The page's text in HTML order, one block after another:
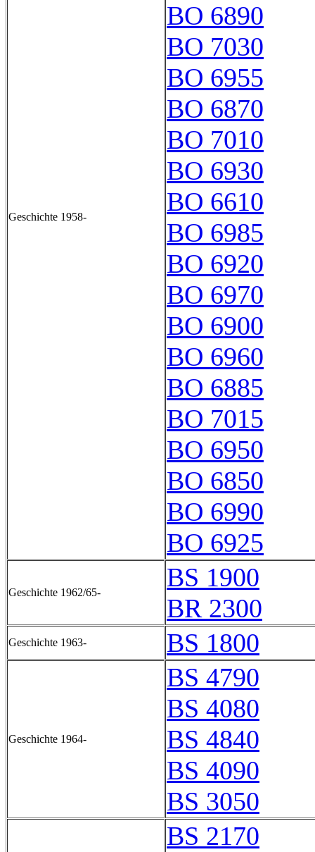
Geschichte 1958-
BO 6890
BO 7030
BO 6955
BO 6870
BO 7010
BO 6930
BO 6610
BO 6985
BO 6920
BO 6970
BO 6900
BO 6960
BO 6885
BO 7015
BO 6950
BO 6850
BO 6990
BO 6925
Geschichte 1962/65-
BS 1900
BR 2300
Geschichte 1963- BS 1800
Geschichte 1964-
BS 4790
BS 4080
BS 4840
BS 4090
BS 3050
BS 2170